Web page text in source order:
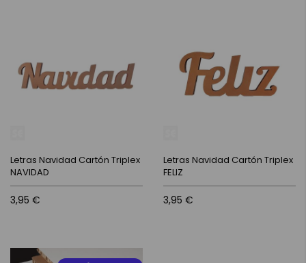
Letras Navidad Cartón Triplex
NAVIDAD
3,95 €
Letras Navidad Cartón Triplex
FELIZ
3,95 €